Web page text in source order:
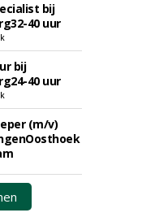
bij
40 uur
bij
40 uur
(m/v)